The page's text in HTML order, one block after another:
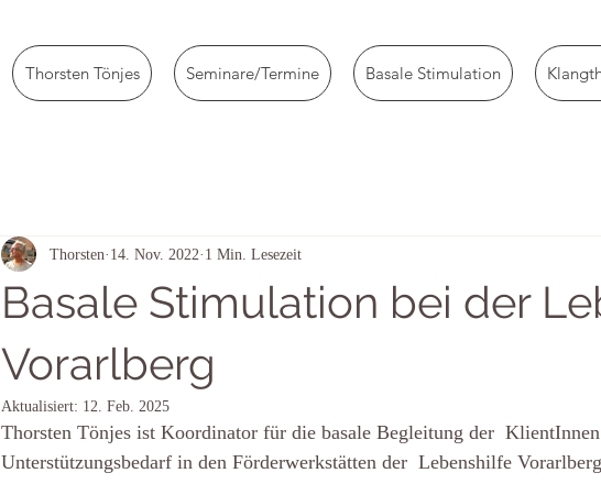
Thorsten Tönjes Seminare/Termine Basale Stimulation
Basale Stimulation bei der
Vorarlberg
Thorsten 14. Nov. 2022 1 Min. Lesezeit
Aktualisiert: 12. Feb. 2025
Thorsten Tönjes ist Koordinator für die basale Begleitung der
Unterstützungsbedarf in den Förderwerkstätten der  Lebenshilfe Vorarlberg